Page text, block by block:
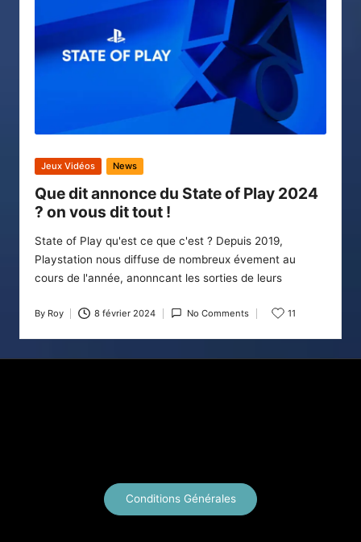
Posted
Jeux Vidéos News
Que dit annonce du State of Play 2024
? on vous dit tout !
State of Play qu'est ce que c'est ? Depuis 2019,
Playstation nous diffuse de nombreux évement au
cours de l'année, anonncant les sorties de leurs
Posted
by
By Roy 8 février 2024 No Comments 11
Conditions Générales